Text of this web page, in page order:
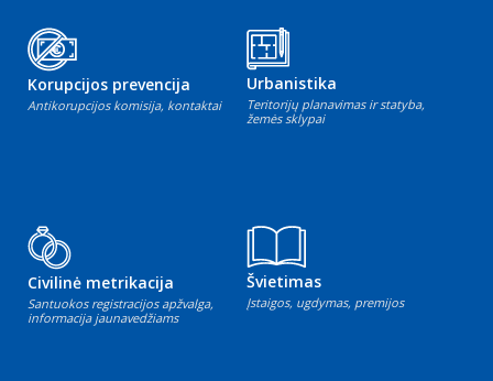
Korupcijos prevencija
Antikorupcijos komisija, kontaktai
Urbanistika
Teritorijų planavimas ir statyba,
žemės sklypai
Civilinė metrikacija
Santuokos registracijos apžvalga,
informacija jaunavedžiams
Švietimas
Įstaigos, ugdymas, premijos